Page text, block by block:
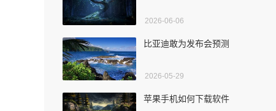
2026-06-06
比亚迪敢为发布会预测
2026-05-29
苹果手机如何下载软件